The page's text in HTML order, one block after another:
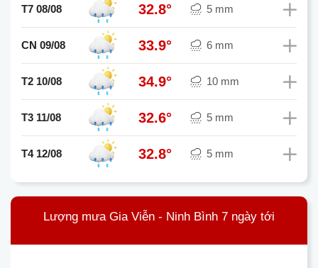
T7 08/08 32.8° 5 mm
CN 09/08 33.9° 6 mm
T2 10/08 34.9° 10 mm
T3 11/08 32.6° 5 mm
T4 12/08 32.8° 5 mm
Lượng mưa Gia Viễn - Ninh Bình 7 ngày tới